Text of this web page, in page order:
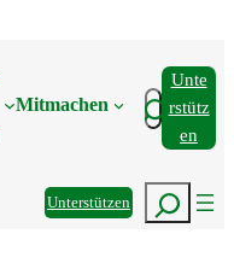
Mitmachen Suchen
Unte
Rstütz
En
UnterstützenSuchen